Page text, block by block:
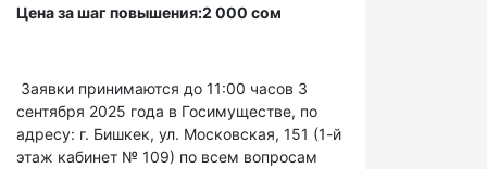
Цена за шаг повышения:2 000 сом
Заявки принимаются до 11:00 часов 3
сентября 2025 года в Госимуществе, по
адресу: г. Бишкек, ул. Московская, 151 (1-й
этаж кабинет № 109) по всем вопросам